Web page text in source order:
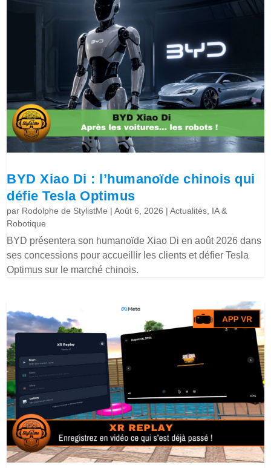
BYD Xiao Di : l’humanoïde chinois qui
défie Tesla Optimus
par Rodolphe de StylistMe |Août 6, 2026 |Actualités IA &
Robotique
BYD présentera son humanoïde Xiao Di en août 2026 dans
ses concessions pour accueillir les clients et défier Tesla
Optimus sur le marché chinois.